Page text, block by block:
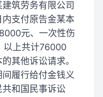
筑劳务有限公司
支付原告金某本
元、一次性伤
以上共计76000
其他诉讼请求。
履行给付金钱义
和国民事诉讼